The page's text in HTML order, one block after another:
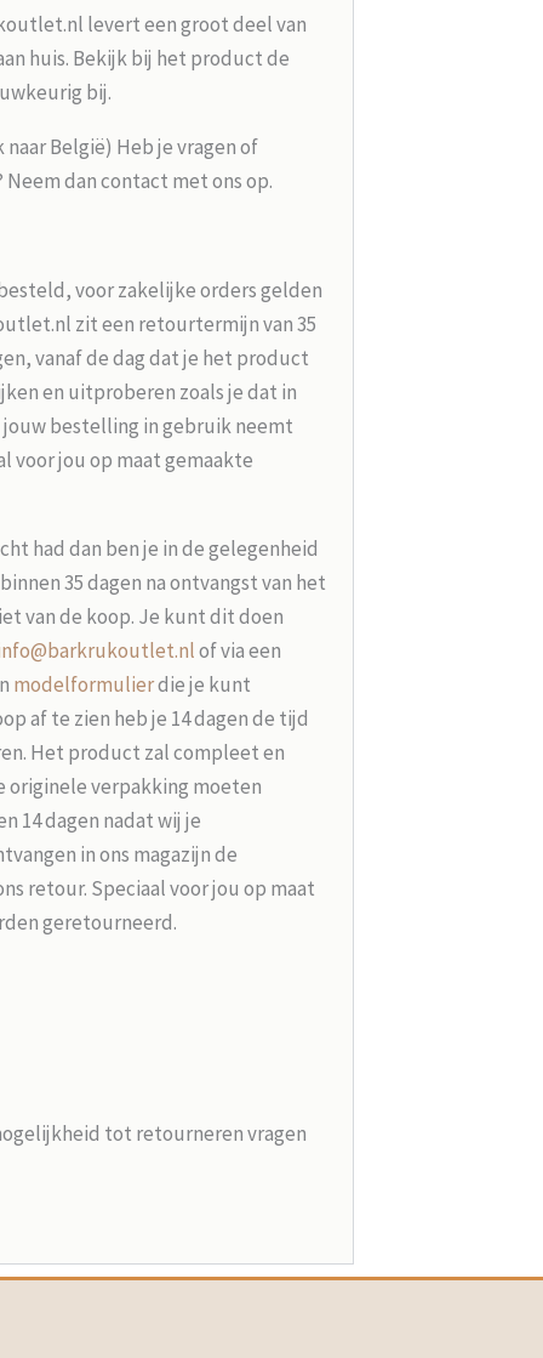
levert een groot deel van
huis. Bekijk bij het product de
bij.
België) Heb je vragen of
dan contact met ons op.
voor zakelijke orders gelden
zit een retourtermijn van 35
vanaf de dag dat je het product
en uitproberen zoals je dat in
jouw bestelling in gebruik neemt
voor jou op maat gemaakte
had dan ben je in de gelegenheid
35 dagen na ontvangst van het
van de koop. Je kunt dit doen
of via een
modelformulierdie je kunt
af te zien heb je 14 dagen de tijd
Het product zal compleet en
originele verpakking moeten
14 dagen nadat wij je
in ons magazijn de
retour. Speciaal voor jou op maat
geretourneerd.
tot retourneren vragen